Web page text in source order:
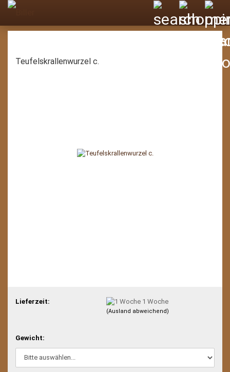
Teufelskrallenwurzel c.
Lieferzeit: 1 Woche
(Ausland abweichend)
Gewicht: